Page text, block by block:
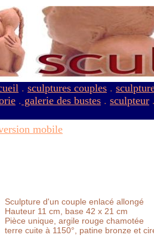
. sculptures couples .
. galerie des bustes . sculpteur
mobile
Sculpture d'un couple enlacé allongé
Hauteur 11 cm, base 42 x 21 cm
Pièce unique, argile rouge chamotée
terre cuite à 1150°, patine bronze et